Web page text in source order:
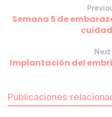
Semana 5 de
Implantación del
Publicaciones